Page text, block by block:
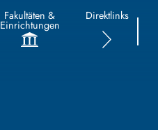
Fakultäten &
Einrichtungen
Direktlinks